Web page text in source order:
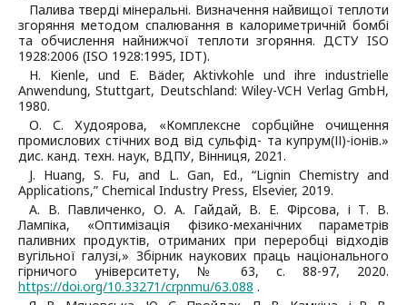
Палива тверді мінеральні. Визначення найвищої теплоти
згоряння методом спалювання в калориметричній бомбі
та обчислення найнижчої теплоти згоряння. ДСТУ ISO
1928:2006 (ISO 1928:1995, IDT).
H. Kienle, und E. Bäder, Aktivkohle und ihre industrielle
Anwendung, Stuttgart, Deutschland: Wiley-VCH Verlag GmbH,
1980.
О. С. Худоярова, «Комплексне сорбційне очищення
промислових стічних вод від сульфід- та купрум(ІІ)-іонів.»
дис. канд. техн. наук, ВДПУ, Вінниця, 2021.
J. Huang, S. Fu, and L. Gan, Ed., “Lignin Chemistry and
Applications,” Chemical Industry Press, Elsevier, 2019.
А. В. Павличенко, О. А. Гайдай, В. Е. Фірсова, і Т. В.
Лампіка, «Оптимізація фізико-механічних параметрів
паливних продуктів, отриманих при переробці відходів
вугільної галузі,» Збірник наукових праць національного
гірничого університету, № 63, с. 88-97, 2020.
https://doi.org/10.33271/crpnmu/63.088 .